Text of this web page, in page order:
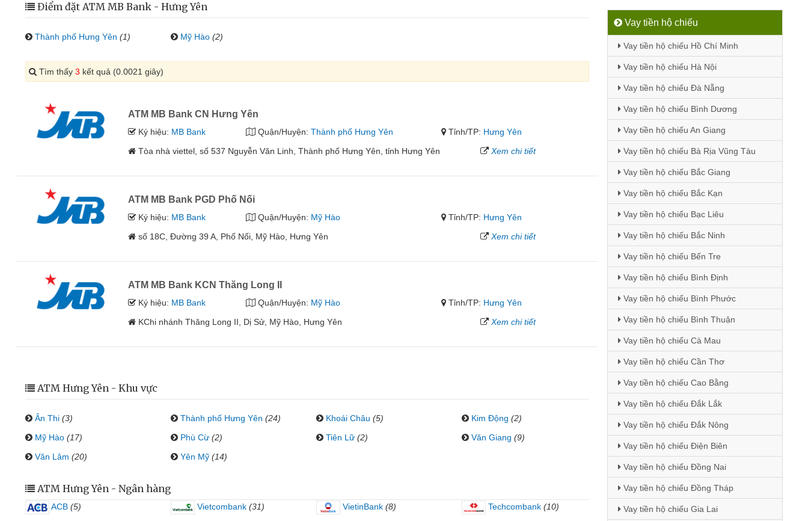
Điểm đặt ATM MB Bank - Hưng Yên
Thành phố Hưng Yên (1) Mỹ Hào (2)
Tìm thấy 3 kết quả (0.0021 giây)
ATM MB Bank CN Hưng Yên
Ký hiệu: MB Bank Quận/Huyện: Thành phố Hưng Yên Tỉnh/TP: Hưng Yên
Tòa nhà viettel, số 537 Nguyễn Văn Linh, Thành phố Hưng Yên, tỉnh Hưng Yên
Xem chi tiết
ATM MB Bank PGD Phố Nối
Ký hiệu: MB Bank Quận/Huyện: Mỹ Hào Tỉnh/TP: Hưng Yên
số 18C, Đường 39 A, Phố Nối, Mỹ Hào, Hưng Yên
Xem chi tiết
ATM MB Bank KCN Thăng Long II
Ký hiệu: MB Bank Quận/Huyện: Mỹ Hào Tỉnh/TP: Hưng Yên
KChi nhánh Thăng Long II, Dị Sử, Mỹ Hào, Hưng Yên
Xem chi tiết
ATM Hưng Yên - Khu vực
Ân Thi (3) Thành phố Hưng Yên (24) Khoái Châu (5) Kim Động (2)
Mỹ Hào (17) Phù Cừ (2) Tiên Lữ (2) Văn Giang (9)
Văn Lâm (20) Yên Mỹ (14)
ATM Hưng Yên - Ngân hàng
ACB (5) Vietcombank (31) VietinBank (8) Techcombank (10)
Vay tiền hộ chiếu
Vay tiền hộ chiếu Hồ Chí Minh
Vay tiền hộ chiếu Hà Nội
Vay tiền hộ chiếu Đà Nẵng
Vay tiền hộ chiếu Bình Dương
Vay tiền hộ chiếu An Giang
Vay tiền hộ chiếu Bà Rịa Vũng Tàu
Vay tiền hộ chiếu Bắc Giang
Vay tiền hộ chiếu Bắc Kạn
Vay tiền hộ chiếu Bạc Liêu
Vay tiền hộ chiếu Bắc Ninh
Vay tiền hộ chiếu Bến Tre
Vay tiền hộ chiếu Bình Định
Vay tiền hộ chiếu Bình Phước
Vay tiền hộ chiếu Bình Thuận
Vay tiền hộ chiếu Cà Mau
Vay tiền hộ chiếu Cần Thơ
Vay tiền hộ chiếu Cao Bằng
Vay tiền hộ chiếu Đắk Lắk
Vay tiền hộ chiếu Đắk Nông
Vay tiền hộ chiếu Điện Biên
Vay tiền hộ chiếu Đồng Nai
Vay tiền hộ chiếu Đồng Tháp
Vay tiền hộ chiếu Gia Lai